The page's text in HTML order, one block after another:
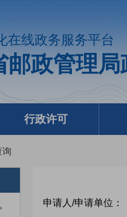
在线政务服务平台
邮政管理
行政许可
询
申请人/申请单位：